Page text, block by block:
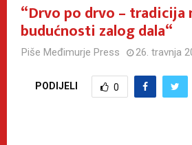
“Drvo po drvo – tradicija
budućnosti zalog dala“
Piše Međimurje Press 26. travnja
PODIJELI 0